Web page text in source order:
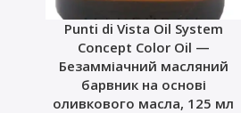
Punti di Vista Oil System
Concept Color Oil —
Безамміачний масляний
барвник на основі
оливкового масла, 125 мл